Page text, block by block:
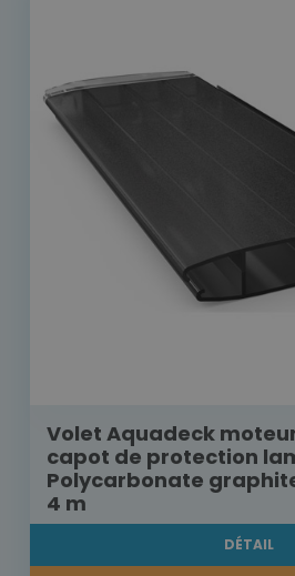
Volet Aquadeck
capot de protection
Polycarbonate
4 m
DÉTAIL